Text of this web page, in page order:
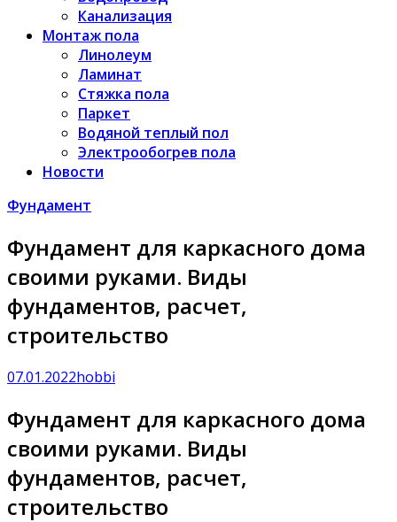
Канализация
Монтаж пола
Линолеум
Ламинат
Стяжка пола
Паркет
Водяной теплый пол
Электрообогрев пола
Новости
Фундамент
Фундамент для каркасного дома
своими руками. Виды
фундаментов, расчет,
строительство
07.01.2022hobbi
Фундамент для каркасного дома
своими руками. Виды
фундаментов, расчет,
строительство